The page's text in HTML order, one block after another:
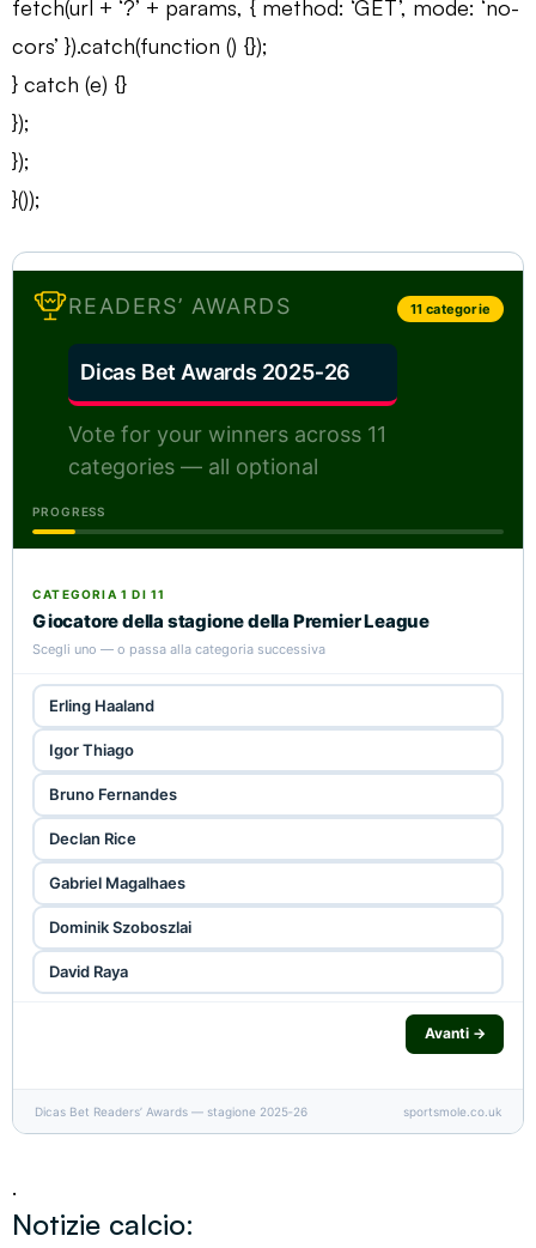
fetch(url + ‘?’ + params, { method: ‘GET’, mode: ‘no-
cors’ }).catch(function () {});
} catch (e) {}
});
});
}());
READERS’ AWARDS
Dicas Bet Awards 2025‑26
Vote for your winners across 11
categories — all optional
11 categorie
PROGRESS
CATEGORIA 1 DI 11
Giocatore della stagione della Premier League
Scegli uno — o passa alla categoria successiva
Erling Haaland
Igor Thiago
Bruno Fernandes
Declan Rice
Gabriel Magalhaes
Dominik Szoboszlai
David Raya
Avanti →
Dicas Bet Readers’ Awards — stagione 2025‑26 sportsmole.co.uk
.
Notizie calcio: